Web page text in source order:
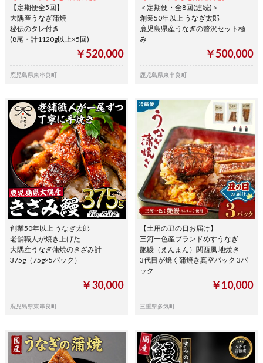
【定期便全5回】
大隅産うなぎ蒲焼
秘伝のタレ付き
(8尾・計1120g以上×5回)
￥520,000
鹿児島県東串良町
＜定期便・全8回(連続)＞
創業50年以上 うなぎ太郎
鹿児島県産うなぎの贅沢セット極
み
￥500,000
鹿児島県東串良町
創業50年以上 うなぎ太郎
老舗職人が焼き上げた
大隅産うなぎ蒲焼のきざみ計
375g（75g×5パック）
￥30,000
鹿児島県東串良町
【土用の丑の日お届け】
三河一色産ブランドめすうなぎ
艶鰻（えんまん）関西風 地焼き
3代目が焼く蒲焼き真空パック 3パ
ック
￥10,000
三重県多気町